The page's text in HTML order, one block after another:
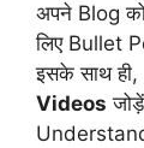
अपने Blog
लिए Bullet
इसके साथ
Videos